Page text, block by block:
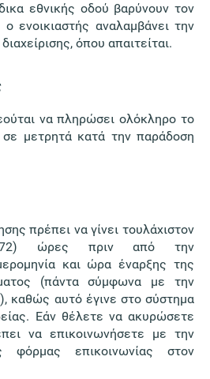
εθνικής οδού βαρύνουν τον
ο ενοικιαστής αναλαμβάνει την
όπου απαιτείται.
να πληρώσει ολόκληρο το
σε μετρητά κατά την παράδοση
πρέπει να γίνει τουλάχιστον
ώρες πριν από την
και ώρα έναρξης της
(πάντα σύμφωνα με την
καθώς αυτό έγινε στο σύστημα
Εάν θέλετε να ακυρώσετε
να επικοινωνήσετε με την
φόρμας επικοινωνίας στον